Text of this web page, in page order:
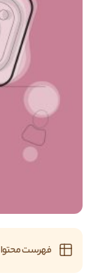
فهرست محتوا